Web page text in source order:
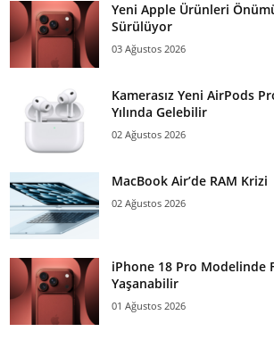
Yeni Apple Ürünleri
Sürülüyor
03 Ağustos 2026
Kamerasız Yeni AirPods
Yılında Gelebilir
02 Ağustos 2026
MacBook Air’de RAM Krizi
02 Ağustos 2026
iPhone 18 Pro Modelinde
Yaşanabilir
01 Ağustos 2026